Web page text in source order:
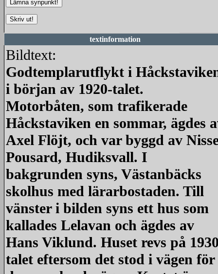
textinformation
Bildtext:
Godtemplarutflykt i
i början av 1920-talet.
Motorbåten, som trafikerade
Håckstaviken en sommar, ägdes
Axel Flöjt, och var byggd av
Pousard, Hudiksvall. I
bakgrunden syns, Västanbäcks
skolhus med lärarbostaden. Till
vänster i bilden syns ett hus som
kallades Lelavan och ägdes av
Hans Viklund. Huset revs på
talet eftersom det stod i vägen för